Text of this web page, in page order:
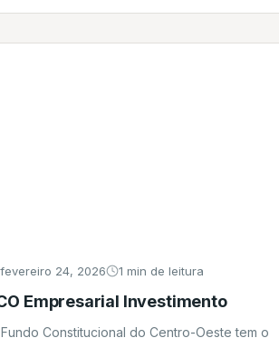
apresentado no momento da simulação.
fevereiro 24, 2026 1 min de leitura
Empresarial Investimento
Constitucional do Centro-Oeste tem o